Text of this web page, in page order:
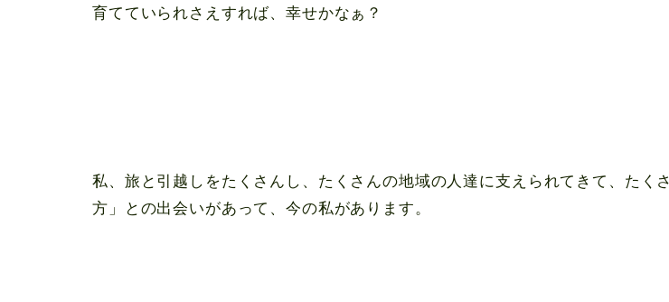
育てていられさえすれば、幸せかなぁ？
私、旅と引越しをたくさんし、たくさんの地域の人達に支えられてきて、たく
方」との出会いがあって、今の私があります。